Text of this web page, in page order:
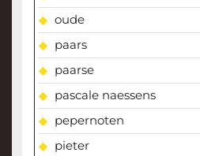
oude
paars
paarse
pascale naessens
pepernoten
pieter